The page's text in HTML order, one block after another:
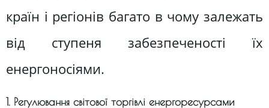
країн і регіонів багато в чому залежать
від ступеня забезпеченості їх
енергоносіями.
1. Регулювання світової торгівлі енергоресурсами